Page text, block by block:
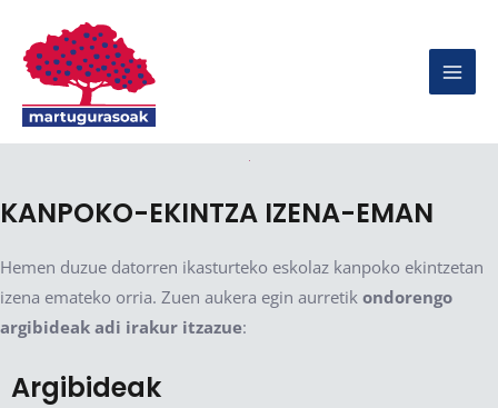
KANPOKO-EKINTZA IZENA-EMAN
Hemen duzue datorren ikasturteko eskolaz kanpoko ekintzetan
izena emateko orria. Zuen aukera egin aurretik ondorengo
argibideak adi irakur itzazue:
Argibideak